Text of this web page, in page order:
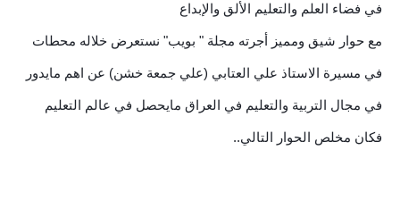
في فضاء العلم والتعليم الألق والإبداع
مع حوار شيق ومميز أجرته مجلة " بويب" نستعرض خلاله محطات
في مسيرة الاستاذ علي العتابي (‏علي جمعة خشن) عن اهم مايدور
في مجال التربية والتعليم في العراق مايحصل في عالم التعليم
فكان مخلص الحوار التالي..